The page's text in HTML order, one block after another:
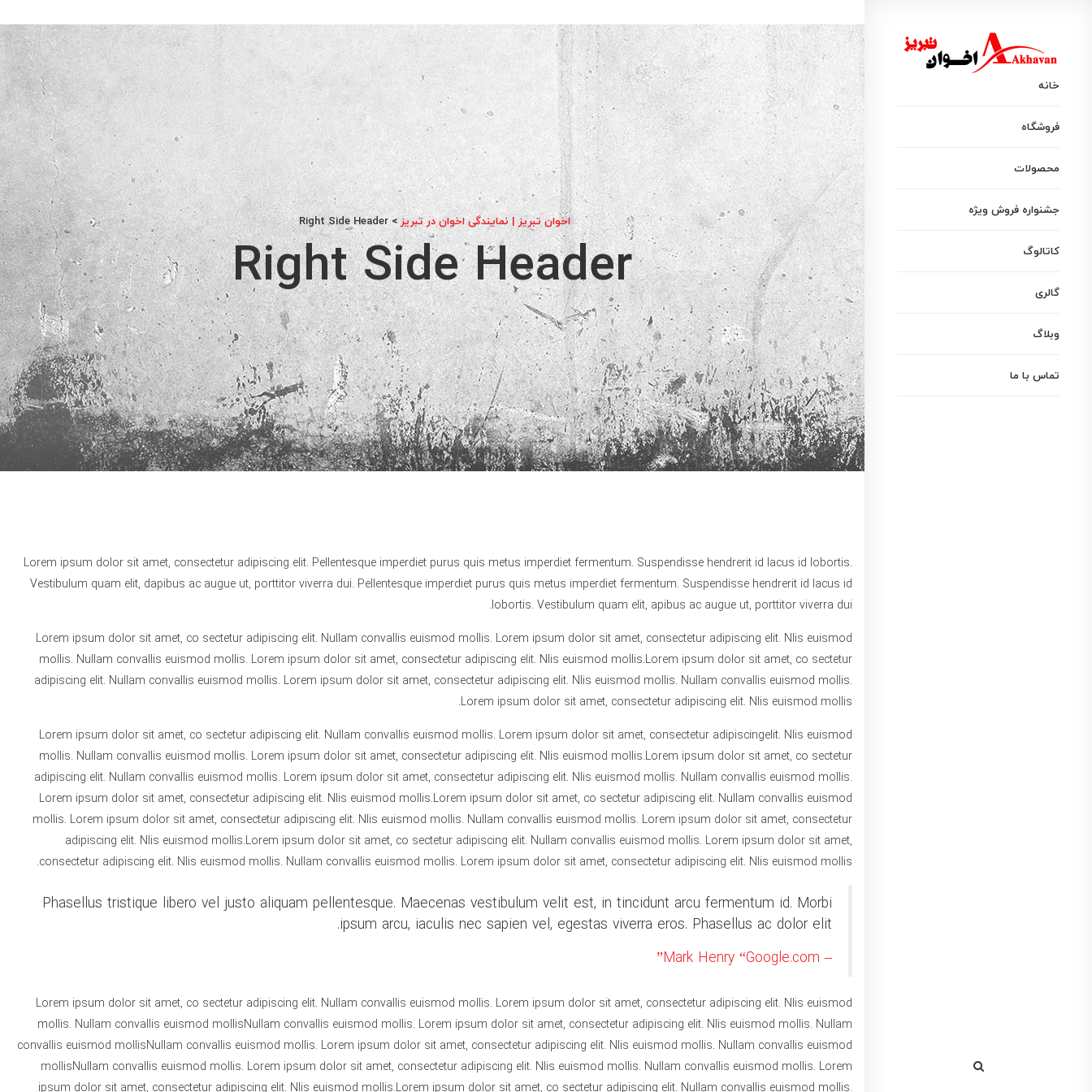
خانه
فروشگاه
محصولات
جشنواره فروش ویژه
کاتالوگ
گالری
وبلاگ
تماس با ما
اخوان تبریز | نمایندگی اخوان در تبریز>
Right Side Header
Right Side Header
Lorem ipsum dolor sit amet, consectetur adipiscing elit. Pellentesque imperdiet purus quis metus imperdiet fermentum. Suspendisse hendrerit id lacus id lobortis.
Vestibulum quam elit, dapibus ac augue ut, porttitor viverra dui. Pellentesque imperdiet purus quis metus imperdiet fermentum. Suspendisse hendrerit id lacus id
lobortis. Vestibulum quam elit, apibus ac augue ut, porttitor viverra dui.
Lorem ipsum dolor sit amet, co sectetur adipiscing elit. Nullam convallis euismod mollis. Lorem ipsum dolor sit amet, consectetur adipiscing elit. Nlis euismod
mollis. Nullam convallis euismod mollis. Lorem ipsum dolor sit amet, consectetur adipiscing elit. Nlis euismod mollis.Lorem ipsum dolor sit amet, co sectetur
adipiscing elit. Nullam convallis euismod mollis. Lorem ipsum dolor sit amet, consectetur adipiscing elit. Nlis euismod mollis. Nullam convallis euismod mollis.
Lorem ipsum dolor sit amet, consectetur adipiscing elit. Nlis euismod mollis.
Lorem ipsum dolor sit amet, co sectetur adipiscing elit. Nullam convallis euismod mollis. Lorem ipsum dolor sit amet, consectetur adipiscingelit. Nlis euismod
mollis. Nullam convallis euismod mollis. Lorem ipsum dolor sit amet, consectetur adipiscing elit. Nlis euismod mollis.Lorem ipsum dolor sit amet, co sectetur
adipiscing elit. Nullam convallis euismod mollis. Lorem ipsum dolor sit amet, consectetur adipiscing elit. Nlis euismod mollis. Nullam convallis euismod mollis.
Lorem ipsum dolor sit amet, consectetur adipiscing elit. Nlis euismod mollis.Lorem ipsum dolor sit amet, co sectetur adipiscing elit. Nullam convallis euismod
mollis. Lorem ipsum dolor sit amet, consectetur adipiscing elit. Nlis euismod mollis. Nullam convallis euismod mollis. Lorem ipsum dolor sit amet, consectetur
adipiscing elit. Nlis euismod mollis.Lorem ipsum dolor sit amet, co sectetur adipiscing elit. Nullam convallis euismod mollis. Lorem ipsum dolor sit amet,
consectetur adipiscing elit. Nlis euismod mollis. Nullam convallis euismod mollis. Lorem ipsum dolor sit amet, consectetur adipiscing elit. Nlis euismod mollis.
Phasellus tristique libero vel justo aliquam pellentesque. Maecenas vestibulum velit est, in tincidunt arcu fermentum id. Morbi
ipsum arcu, iaculis nec sapien vel, egestas viverra eros. Phasellus ac dolor elit.
– Mark Henry “Google.com”
Lorem ipsum dolor sit amet, co sectetur adipiscing elit. Nullam convallis euismod mollis. Lorem ipsum dolor sit amet, consectetur adipiscing elit. Nlis euismod
mollis. Nullam convallis euismod mollisNullam convallis euismod mollis. Lorem ipsum dolor sit amet, consectetur adipiscing elit. Nlis euismod mollis. Nullam
convallis euismod mollisNullam convallis euismod mollis. Lorem ipsum dolor sit amet, consectetur adipiscing elit. Nlis euismod mollis. Nullam convallis euismod
mollisNullam convallis euismod mollis. Lorem ipsum dolor sit amet, consectetur adipiscing elit. Nlis euismod mollis. Nullam convallis euismod mollis. Lorem
ipsum dolor sit amet, consectetur adipiscing elit. Nlis euismod mollis.Lorem ipsum dolor sit amet, co sectetur adipiscing elit. Nullam convallis euismod mollis.